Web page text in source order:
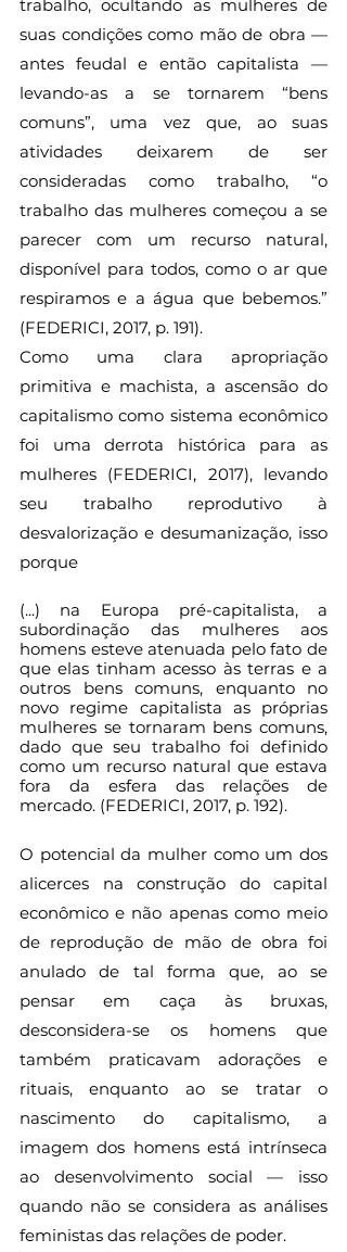
trabalho, ocultando as mulheres de
suas condições como mão de obra —
antes feudal e então capitalista —
levando-as a se tornarem “bens
comuns”, uma vez que, ao suas
atividades deixarem de ser
consideradas como trabalho, “o
trabalho das mulheres começou a se
parecer com um recurso natural,
disponível para todos, como o ar que
respiramos e a água que bebemos.”
(FEDERICI, 2017, p. 191).
Como uma clara apropriação
primitiva e machista, a ascensão do
capitalismo como sistema econômico
foi uma derrota histórica para as
mulheres (FEDERICI, 2017), levando
seu trabalho reprodutivo à
desvalorização e desumanização, isso
porque
(...) na Europa pré-capitalista, a
subordinação das mulheres aos
homens esteve atenuada pelo fato de
que elas tinham acesso às terras e a
outros bens comuns, enquanto no
novo regime capitalista as próprias
mulheres se tornaram bens comuns,
dado que seu trabalho foi definido
como um recurso natural que estava
fora da esfera das relações de
mercado. (FEDERICI, 2017, p. 192).
O potencial da mulher como um dos
alicerces na construção do capital
econômico e não apenas como meio
de reprodução de mão de obra foi
anulado de tal forma que, ao se
pensar em caça às bruxas,
desconsidera-se os homens que
também praticavam adorações e
rituais, enquanto ao se tratar o
nascimento do capitalismo, a
imagem dos homens está intrínseca
ao desenvolvimento social — isso
quando não se considera as análises
feministas das relações de poder.